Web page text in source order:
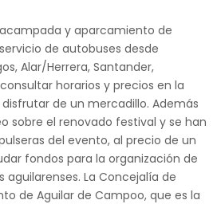
y aparcamiento de
de autobuses desde
Alar/Herrera, Santander,
horarios y precios en la
de un mercadillo. Además
sobre el renovado festival y se han
del evento, al precio de un
fondos para la organización de
aguilarenses. La Concejalía de
de Aguilar de Campoo, que es la